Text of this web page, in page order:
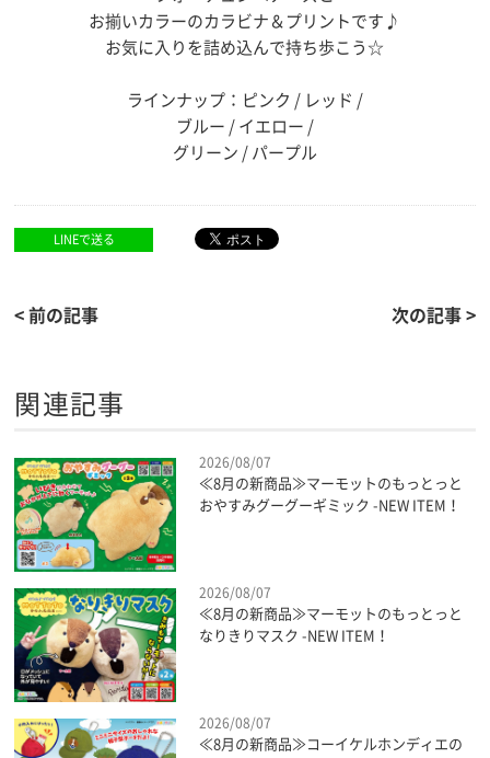
お揃いカラーのカラビナ＆プリントです♪
お気に入りを詰め込んで持ち歩こう☆
ラインナップ：ピンク / レッド /
ブルー / イエロー /
グリーン / パープル
LINEで送る
< 前の記事 次の記事 >
関連記事
2026/08/07
≪8月の新商品≫マーモットのもっとっと
おやすみグーグーギミック -NEW ITEM！
2026/08/07
≪8月の新商品≫マーモットのもっとっと
なりきりマスク -NEW ITEM！
2026/08/07
≪8月の新商品≫コーイケルホンディエの